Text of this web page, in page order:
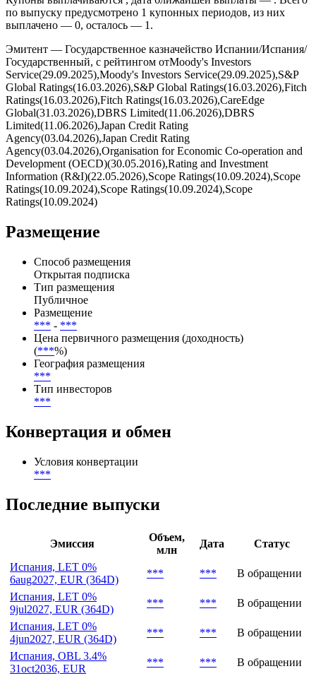
по выпуску предусмотрено 1 купонных периодов, из них
выплачено — 0, осталось — 1.
Эмитент — Государственное казначейство Испании/Испания/
Государственный, с рейтингом отMoody's Investors
Service(29.09.2025),Moody's Investors Service(29.09.2025),S&P
Global Ratings(16.03.2026),S&P Global Ratings(16.03.2026),Fitch
Ratings(16.03.2026),Fitch Ratings(16.03.2026),CareEdge
Global(31.03.2026),DBRS Limited(11.06.2026),DBRS
Limited(11.06.2026),Japan Credit Rating
Agency(03.04.2026),Japan Credit Rating
Agency(03.04.2026),Organisation for Economic Co-operation and
Development (OECD)(30.05.2016),Rating and Investment
Information (R&I)(22.05.2026),Scope Ratings(10.09.2024),Scope
Ratings(10.09.2024),Scope Ratings(10.09.2024),Scope
Ratings(10.09.2024)
Размещение
Способ размещения
Открытая подписка
Тип размещения
Публичное
Размещение
*** - ***
Цена первичного размещения (доходность)
(***%)
География размещения
***
Тип инвесторов
***
Конвертация и обмен
Условия конвертации
***
Последние выпуски
Эмиссия
Объем,
млн
Дата
Статус
Испания, LET 0%
6aug2027, EUR (364D)
*** ***
В обращении
Испания, LET 0%
9jul2027, EUR (364D)
*** ***
В обращении
Испания, LET 0%
4jun2027, EUR (364D)
*** ***
В обращении
Испания, OBL 3.4%
31oct2036, EUR
*** ***
В обращении